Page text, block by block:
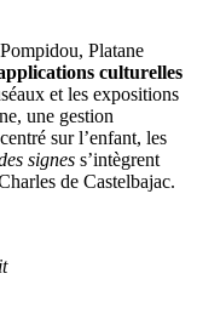
Platane
culturelles
et les expositions
une gestion
sur l’enfant, les
signes s’intègrent
de Castelbajac.